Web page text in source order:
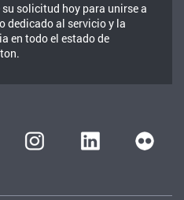
su solicitud hoy para unirse a
dedicado al servicio y la
en todo el estado de